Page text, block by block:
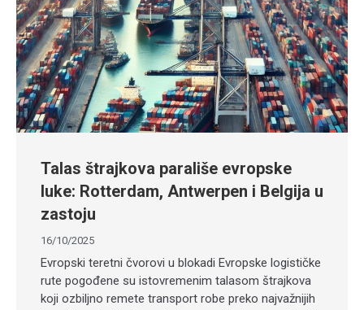
Talas štrajkova parališe evropske
luke: Rotterdam, Antwerpen i Belgija u
zastoju
16/10/2025
Evropski teretni čvorovi u blokadi Evropske logističke
rute pogođene su istovremenim talasom štrajkova
koji ozbiljno remete transport robe preko najvažnijih